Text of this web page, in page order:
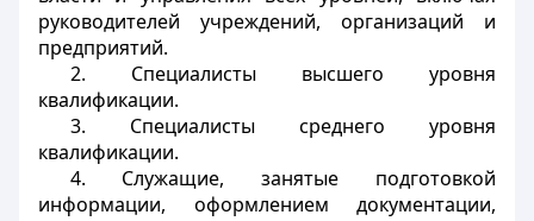
руководителей учреждений, организаций и
предприятий.
2. Специалисты высшего уровня
квалификации.
3. Специалисты среднего уровня
квалификации.
4. Служащие, занятые подготовкой
информации, оформлением документации,